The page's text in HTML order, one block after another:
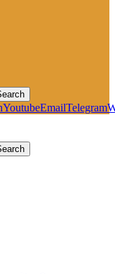
YoutubeEmailTelegram